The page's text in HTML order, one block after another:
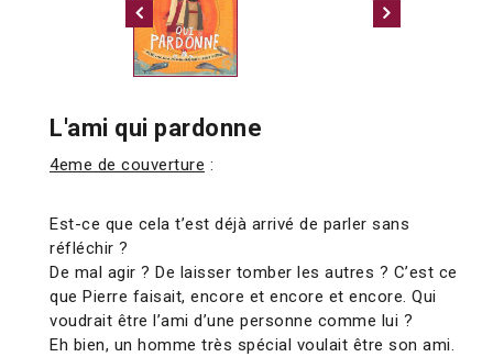
L'ami qui pardonne
4eme de couverture :
Est-ce que cela t’est déjà arrivé de parler sans
réfléchir ?
De mal agir ? De laisser tomber les autres ? C’est ce
que Pierre faisait, encore et encore et encore. Qui
voudrait être l’ami d’une personne comme lui ?
Eh bien, un homme très spécial voulait être son ami.